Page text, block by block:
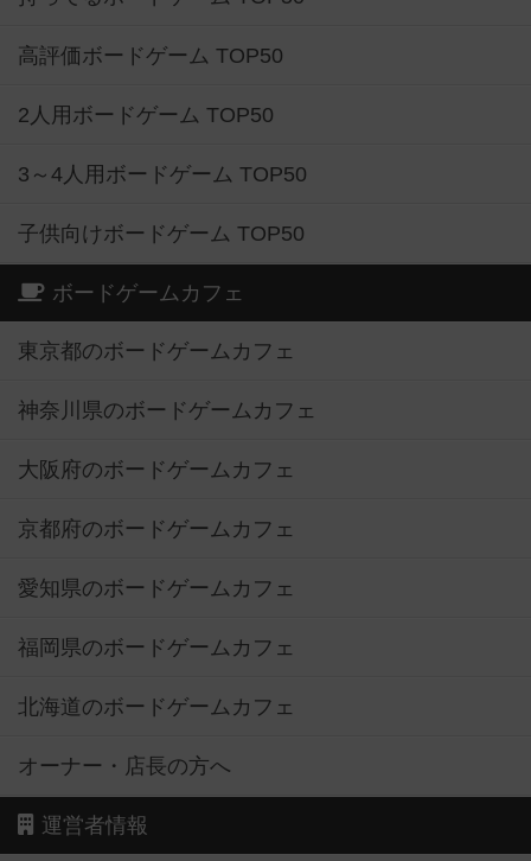
高評価ボードゲーム TOP50
2人用ボードゲーム TOP50
3～4人用ボードゲーム TOP50
子供向けボードゲーム TOP50
ボードゲームカフェ
東京都のボードゲームカフェ
神奈川県のボードゲームカフェ
大阪府のボードゲームカフェ
京都府のボードゲームカフェ
愛知県のボードゲームカフェ
福岡県のボードゲームカフェ
北海道のボードゲームカフェ
オーナー・店長の方へ
運営者情報